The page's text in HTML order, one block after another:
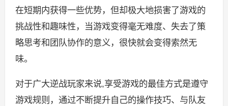
在短期内获得一些优势，但却极大地损害了游戏的
挑战性和趣味性，当游戏变得毫无难度、失去了策
略思考和团队协作的意义，很快就会变得索然无
味。
对于广大逆战玩家来说,享受游戏的最佳方式是遵守
游戏规则，通过不断提升自己的操作技巧、与队友